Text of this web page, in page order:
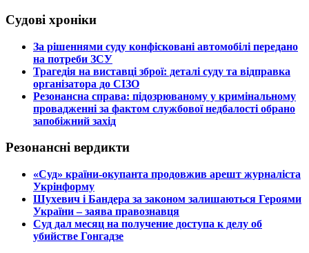
Судові хроніки
​За рішеннями суду конфісковані автомобілі передано
на потреби ЗСУ
​Трагедія на виставці зброї: деталі суду та відправка
організатора до СІЗО
​Резонансна справа: підозрюваному у кримінальному
провадженні за фактом службової недбалості обрано
запобіжний захід
Резонансні вердикти
​«Суд» країни-окупанта продовжив арешт журналіста
Укрінформу
Шухевич і Бандера за законом залишаються Героями
України – заява правознавця
Суд дал месяц на получение доступа к делу об
убийстве Гонгадзе